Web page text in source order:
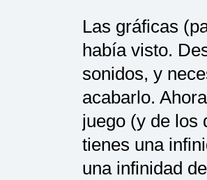
Las gráficas
había visto.
sonidos, y
acabarlo.
juego (y de los
tienes una
una infinidad